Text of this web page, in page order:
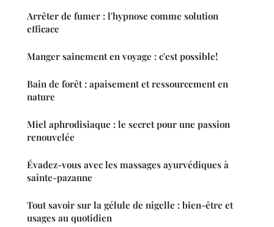
Arrêter de fumer : l'hypnose comme solution
efficace
Manger sainement en voyage : c'est possible!
Bain de forêt : apaisement et ressourcement en
nature
Miel aphrodisiaque : le secret pour une passion
renouvelée
Évadez-vous avec les massages ayurvédiques à
sainte-pazanne
Tout savoir sur la gélule de nigelle : bien-être et
usages au quotidien